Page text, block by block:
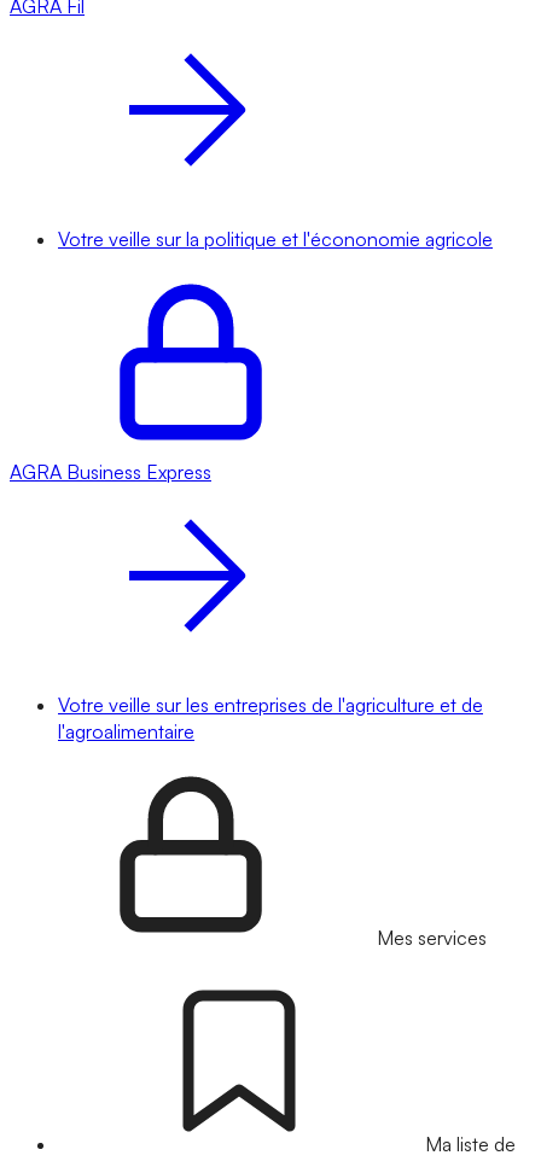
AGRA Fil
Votre veille sur la politique et l'écononomie agricole
AGRA Business Express
Votre veille sur les entreprises de l'agriculture et de
l'agroalimentaire
Mes services
Ma liste de